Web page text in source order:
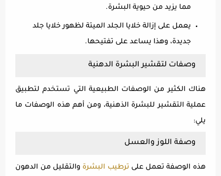
مما يزيد من حيوية البشرة.
يعمل على إزالة خلايا الجلد الميتة لظهور خلايا جلد
جديدة، وهذا يساعد على تفتيحها.
وصفات لتقشير البشرة الدهنية
هناك الكثير من الوصفات الطبيعية التي تستخدم لتطبيق
عملية التقشير للبشرة الذهنية، ومن أهم هذه الوصفات ما
يلي:
وصفة اللوز والعسل
هذه الوصفة تعمل على ترطيب البشرة والتقليل من الدهون